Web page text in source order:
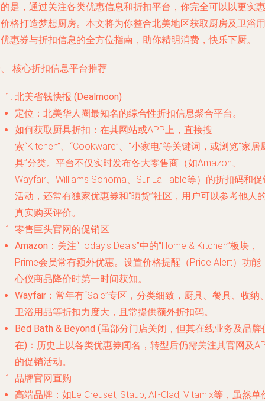
是，通过关注各类优惠信息和折扣平台，你完全可以以更实惠
格打造梦想厨房。本文将为你整合北美地区获取厨房及卫浴用
惠券与折扣信息的全方位指南，助你精明消费，快乐下厨。
核心折扣信息平台推荐
北美省钱快报 (Dealmoon)
定位 ：北美华人圈最知名的综合性折扣信息聚合平台。
如何获取厨具折扣 ：在其网站或APP上，直接搜
索“Kitchen”、“Cookware”、“小家电”等关键词，或浏览“家居
具”分类。平台不仅实时发布各大零售商（如Amazon、
Wayfair、Williams Sonoma、Sur La Table等）的折扣码和促
活动，还常有独家优惠券和“晒货”社区，用户可以参考他人
真实购买评价。
零售巨头官网的促销区
Amazon ：关注“Today's Deals”中的“Home & Kitchen”板块，
Prime会员常有额外优惠。设置价格提醒（Price Alert）功能
心仪商品降价时第一时间获知。
Wayfair ：常年有“Sale”专区，分类细致，厨具、餐具、收纳
卫浴用品等折扣力度大，且常提供额外折扣码。
Bed Bath & Beyond (虽部分门店关闭，但其在线业务及品牌
在) ：历史上以各类优惠券闻名，转型后仍需关注其官网及
的促销活动。
品牌官网直购
高端品牌 ：如Le Creuset, Staub, All-Clad, Vitamix等，虽然单